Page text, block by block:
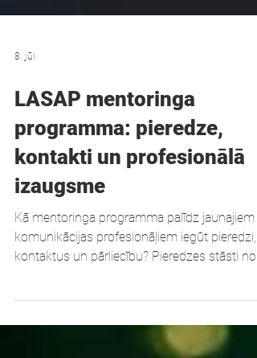
LASAP mentoringa
programma: pieredze,
kontakti un profesionālā
izaugsme
Kā mentoringa programma palīdz jaunajiem
komunikācijas profesionāļiem iegūt pieredzi,
LASAP programmas.